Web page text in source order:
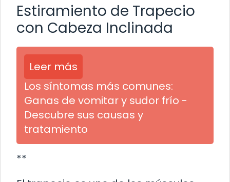
Estiramiento de Trapecio
con Cabeza Inclinada
Leer más
Los síntomas más comunes:
Ganas de vomitar y sudor frío -
Descubre sus causas y
tratamiento
**